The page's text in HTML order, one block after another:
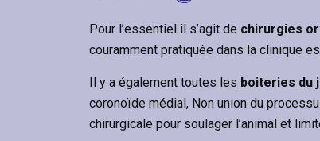
Pour l’essentiel il s’agit de chirurgies
couramment pratiquée dans la clinique
Il y a également toutes les boiteries du
coronoïde médial, Non union du
chirurgicale pour soulager l’animal et